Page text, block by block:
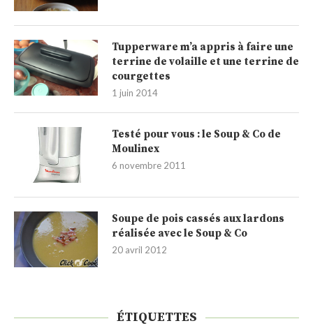
Tupperware m’a appris à faire une
terrine de volaille et une terrine de
courgettes
1 juin 2014
Testé pour vous : le Soup & Co de
Moulinex
6 novembre 2011
Soupe de pois cassés aux lardons
réalisée avec le Soup & Co
20 avril 2012
ÉTIQUETTES